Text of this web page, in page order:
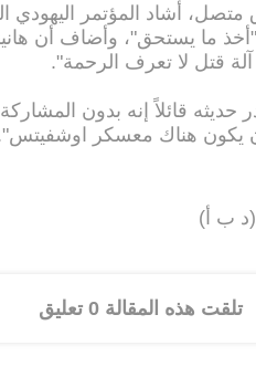
أشاد المؤتمر اليهودي
"أخذ ما يستحق"، وأضاف أن
قتل لا تعرف الرحمة".
حديثه قائلاً إنه بدون
يكون هناك معسكر
ب أ)
تلقت هذه المقالة 0 تعليق